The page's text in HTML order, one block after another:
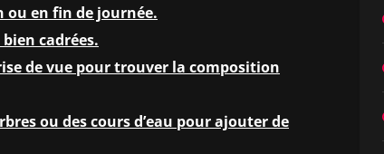
ou en fin de journée.
cadrées.
de vue pour trouver la composition
ou des cours d’eau pour ajouter de